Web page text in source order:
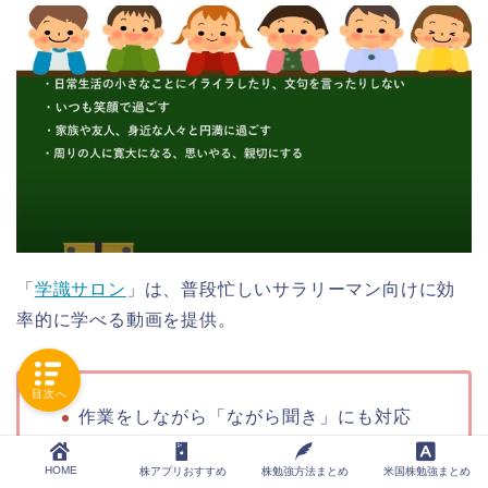
「 学識サロン 」は、普段忙しいサラリーマン向けに効
率的に学べる動画を提供。
作業をしながら「ながら聞き」にも対応
火曜、土曜週2回（17時）更新
ビジネス、自己啓発、心理学をメインに解
HOME 株アプリおすすめ 株勉強方法まとめ 米国株勉強まとめ
目次へ